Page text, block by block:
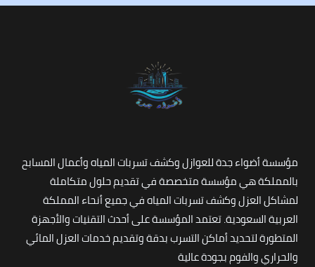
مؤسسة أضواء جدة للعوازل وكشف تسربات المياه وأعمال المسابح
بالمملكة هي مؤسسة متخصصة في تقديم حلول متكاملة
لمشاكل العزل وكشف تسربات المياه في جميع أنحاء المملكة
العربية السعودية. تعتمد المؤسسة على أحدث التقنيات والأجهزة
المتطورة لتحديد أماكن التسرب بدقة وتقديم خدمات العزل المائي
والحراري والفوم بجودة عالية